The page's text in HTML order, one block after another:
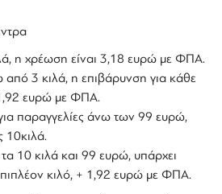
η χρέωση είναι 3,18 ευρώ με ΦΠΑ.
από 3 κιλά, η επιβάρυνση για κάθε
1,92 ευρώ με ΦΠΑ.
παραγγελίες άνω των 99 ευρώ,
10κιλά.
10 κιλά και 99 ευρώ, υπάρχει
κιλό, + 1,92 ευρώ με ΦΠΑ.